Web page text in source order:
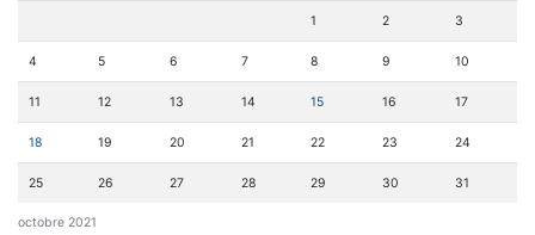
octobre 2021
1 2 3
4 5 6 7 8 9 10
11 12 13 14 15 16 17
18 19 20 21 22 23 24
25 26 27 28 29 30 31